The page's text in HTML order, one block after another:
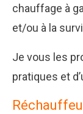
chauffage à
et/ou à la
Je vous les
pratiques et